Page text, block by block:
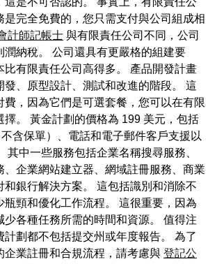
是完全免費的，您只需支付與公司組成相
計師記帳士 與有限責任公司不同，公司
潤納稅。 公司還具有更嚴格的組建要
比有限責任公司高得多。 產品開發計畫
發、原型設計、測試和改進的階段。 這
費，因為它們是可選套餐，您可以在有限
擇。 黃金計劃的價格為 199 美元，包括
含保單）、電話和電子郵件客戶支援以
其中一些服務包括企業名稱搜尋服務、
、企業網站建立器、網域註冊服務、商業
和銀行解決方案。 這包括識別和消除不
瓶頸和優化工作流程。 這很重要，因為
少各種任務所需的時間和資源。 值得注
計劃都不包括提交州或年度報告。 為了
企業註冊和合規流程，請考慮與 登記公